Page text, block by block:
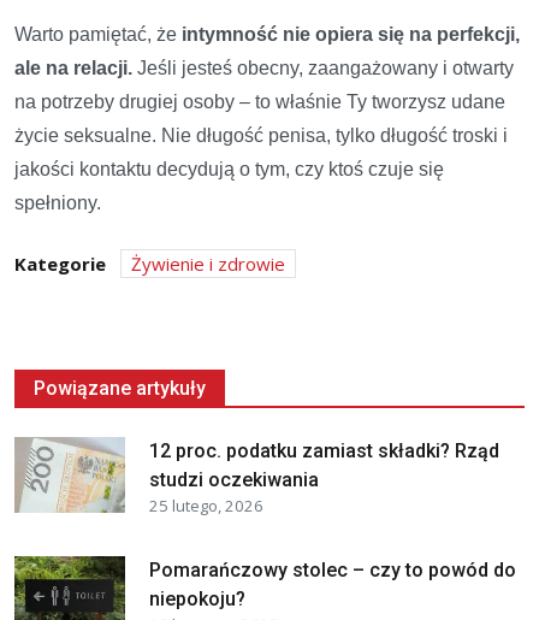
Warto pamiętać, że intymność nie opiera się na perfekcji,
ale na relacji. Jeśli jesteś obecny, zaangażowany i otwarty
na potrzeby drugiej osoby – to właśnie Ty tworzysz udane
życie seksualne. Nie długość penisa, tylko długość troski i
jakości kontaktu decydują o tym, czy ktoś czuje się
spełniony.
Kategorie Żywienie i zdrowie
Powiązane artykuły
12 proc. podatku zamiast składki? Rząd
studzi oczekiwania
25 lutego, 2026
Pomarańczowy stolec – czy to powód do
niepokoju?